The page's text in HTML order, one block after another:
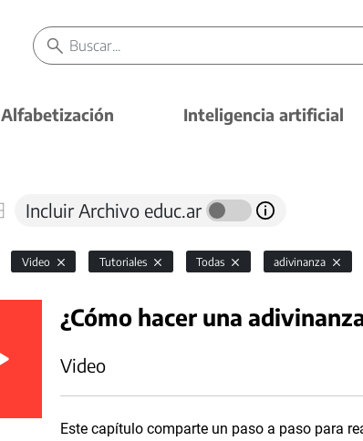
Alfabetización Inteligencia artificial
Incluir Archivo educ.ar
Video Tutoriales Todas adivinanza
¿Cómo hacer una
Video
Este capítulo comparte un paso a paso para